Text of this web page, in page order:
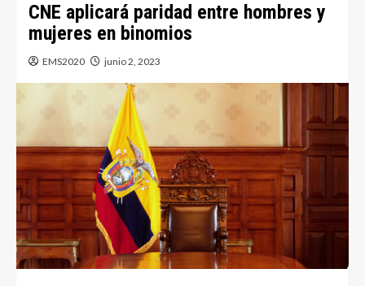
CNE aplicará paridad entre hombres y
mujeres en binomios
EMS2020 junio 2, 2023